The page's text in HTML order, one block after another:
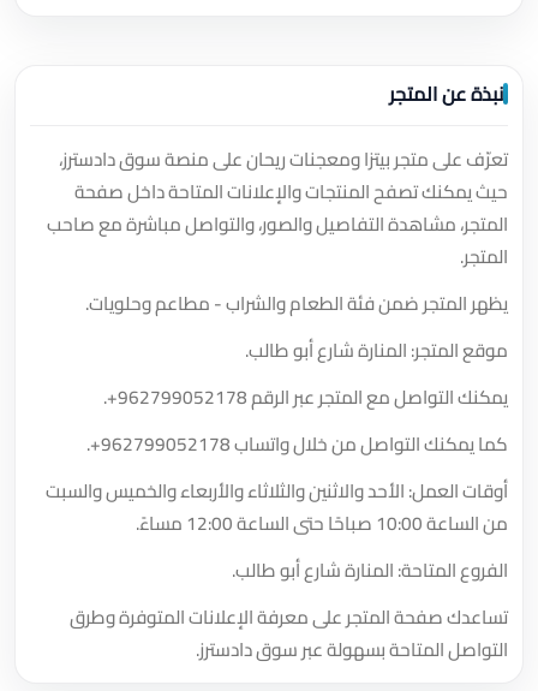
نبذة عن المتجر
تعرّف على متجر بيتزا ومعجنات ريحان على منصة سوق دادسترز،
حيث يمكنك تصفح المنتجات والإعلانات المتاحة داخل صفحة
المتجر، مشاهدة التفاصيل والصور، والتواصل مباشرة مع صاحب
المتجر.
يظهر المتجر ضمن فئة الطعام والشراب - مطاعم وحلويات.
موقع المتجر: المنارة شارع أبو طالب.
يمكنك التواصل مع المتجر عبر الرقم+962799052178
.
كما يمكنك التواصل من خلال واتساب+962799052178
.
أوقات العمل: الأحد والاثنين والثلاثاء والأربعاء والخميس والسبت
من الساعة 10:00 صباحًا حتى الساعة 12:00 مساءً.
الفروع المتاحة: المنارة شارع أبو طالب.
تساعدك صفحة المتجر على معرفة الإعلانات المتوفرة وطرق
التواصل المتاحة بسهولة عبر سوق دادسترز.